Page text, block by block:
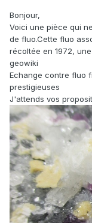
Bonjour,
Voici une pièce qui
de fluo.Cette fluo
récoltée en 1972,
geowiki
Echange contre fluo
prestigieuses
J'attends vos